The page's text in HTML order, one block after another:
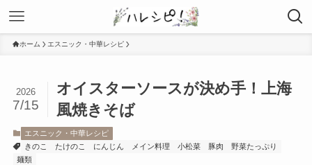
ホーム エスニック・中華レシピ
オイスターソースが決め手！上海
風焼きそば
2026
7/15
エスニック・中華レシピ
きのこ
たけのこ にんじん メイン料理 小松菜 豚肉
野菜たっぷり
麺類